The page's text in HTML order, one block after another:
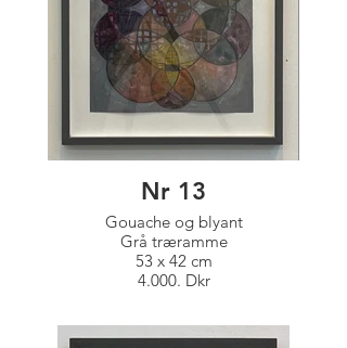
Nr 13
Gouache og blyant
Grå træramme
53 x 42 cm
4.000. Dkr